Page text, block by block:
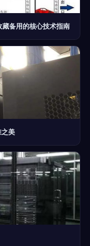
备用的核心技术指南
之美